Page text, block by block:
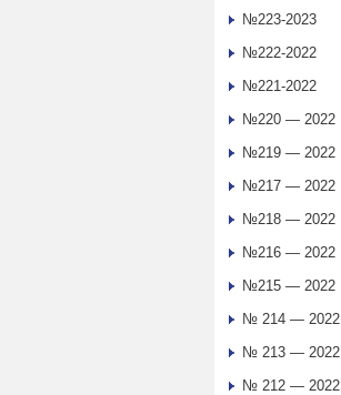
№223-2023
№222-2022
№221-2022
№220 — 2022
№219 — 2022
№217 — 2022
№218 — 2022
№216 — 2022
№215 — 2022
№ 214 — 2022
№ 213 — 2022
№ 212 — 2022